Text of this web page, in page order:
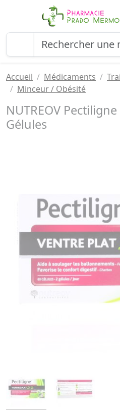
Accueil Médicaments
Minceur / Obésité
NUTREOV
Gélules